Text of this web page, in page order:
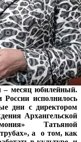
– месяц юбилейный.
России исполнилось
дни с директором
Архангельской
Татьяной
а о том, как